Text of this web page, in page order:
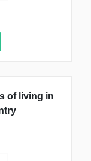
of living in